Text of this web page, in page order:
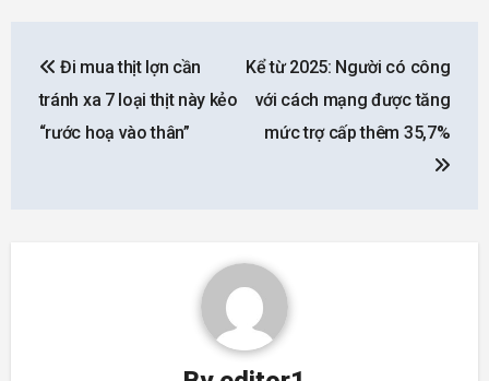
navigation
Đi mua thịt lợn cần
tránh xa 7 loại thịt này kẻo
“rước hoạ vào thân”
Kể từ 2025: Người có công
với cách mạng được tăng
mức trợ cấp thêm 35,7%